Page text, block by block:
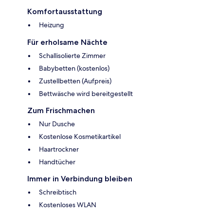
Komfortausstattung
Heizung
Für erholsame Nächte
Schallisolierte Zimmer
Babybetten (kostenlos)
Zustellbetten (Aufpreis)
Bettwäsche wird bereitgestellt
Zum Frischmachen
Nur Dusche
Kostenlose Kosmetikartikel
Haartrockner
Handtücher
Immer in Verbindung bleiben
Schreibtisch
Kostenloses WLAN